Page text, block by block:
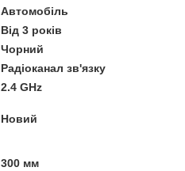
Автомобіль
Від 3 років
Чорний
Радіоканал зв'язку
2.4 GHz
Новий
300 мм